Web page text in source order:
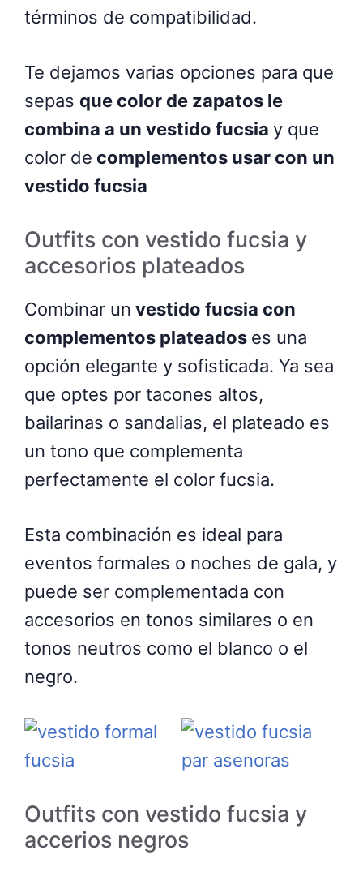
términos de compatibilidad.
Te dejamos varias opciones para que
sepas que color de zapatos le
combina a un vestido fucsia y que
color de complementos usar con un
vestido fucsia
Outfits con vestido fucsia y
accesorios plateados
Combinar un vestido fucsia con
complementos plateados es una
opción elegante y sofisticada. Ya sea
que optes por tacones altos,
bailarinas o sandalias, el plateado es
un tono que complementa
perfectamente el color fucsia.
Esta combinación es ideal para
eventos formales o noches de gala, y
puede ser complementada con
accesorios en tonos similares o en
tonos neutros como el blanco o el
negro.
Outfits con vestido fucsia y
accerios negros